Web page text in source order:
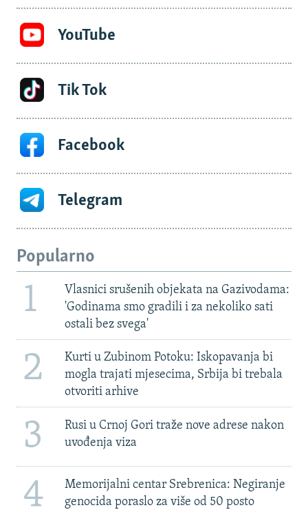
YouTube
Tik Tok
Facebook
Telegram
Popularno
1
Vlasnici srušenih objekata na Gazivodama:
'Godinama smo gradili i za nekoliko sati
ostali bez svega'
2
Kurti u Zubinom Potoku: Iskopavanja bi
mogla trajati mjesecima, Srbija bi trebala
otvoriti arhive
3
Rusi u Crnoj Gori traže nove adrese nakon
uvođenja viza
4
Memorijalni centar Srebrenica: Negiranje
genocida poraslo za više od 50 posto